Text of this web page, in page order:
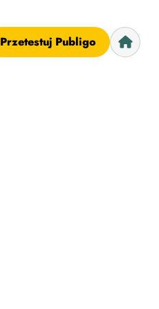
Przetestuj Publigo